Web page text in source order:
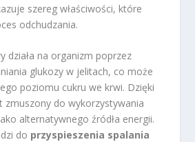
szereg właściwości, które
odchudzania.
działa na organizm poprzez
glukozy w jelitach, co może
poziomu cukru we krwi. Dzięki
zmuszony do wykorzystywania
alternatywnego źródła energii.
do przyspieszenia spalania